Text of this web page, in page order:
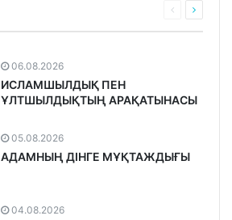
06.08.2026
ИСЛАМШЫЛДЫҚ ПЕН
ҰЛТШЫЛДЫҚТЫҢ АРАҚАТЫНАСЫ
05.08.2026
АДАМНЫҢ ДІНГЕ МҰҚТАЖДЫҒЫ
04.08.2026